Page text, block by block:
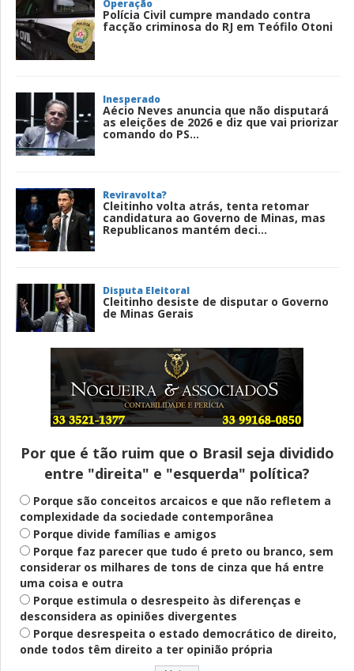
Operação
Polícia Civil cumpre mandado contra
facção criminosa do RJ em Teófilo Otoni
Inesperado
Aécio Neves anuncia que não disputará
as eleições de 2026 e diz que vai priorizar
comando do PS...
Reviravolta?
Cleitinho volta atrás, tenta retomar
candidatura ao Governo de Minas, mas
Republicanos mantém deci...
Disputa Eleitoral
Cleitinho desiste de disputar o Governo
de Minas Gerais
Entenda
Pix Pensão Alimentícia: entenda o que é
e como solicitar
Saúde Mental
Plataforma oferece escuta em saúde
mental para jovens no SUS Digital
Definido
PT lança Patrus Ananias como candidato
ao governo de Minas Gerais
Por que é tão ruim que o Brasil seja dividido
entre "direita" e "esquerda" política?
Porque são conceitos arcaicos e que não refletem a
complexidade da sociedade contemporânea
Porque divide famílias e amigos
Porque faz parecer que tudo é preto ou branco, sem
considerar os milhares de tons de cinza que há entre
uma coisa e outra
Porque estimula o desrespeito às diferenças e
desconsidera as opiniões divergentes
Porque desrespeita o estado democrático de direito,
onde todos têm direito a ter opinião própria